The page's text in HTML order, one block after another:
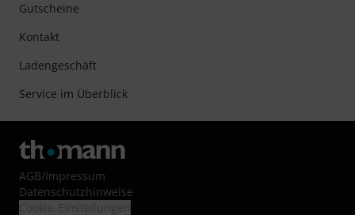
Gutscheine
Kontakt
Ladengeschäft
Service im Überblick
AGB/Impressum
Datenschutzhinweise